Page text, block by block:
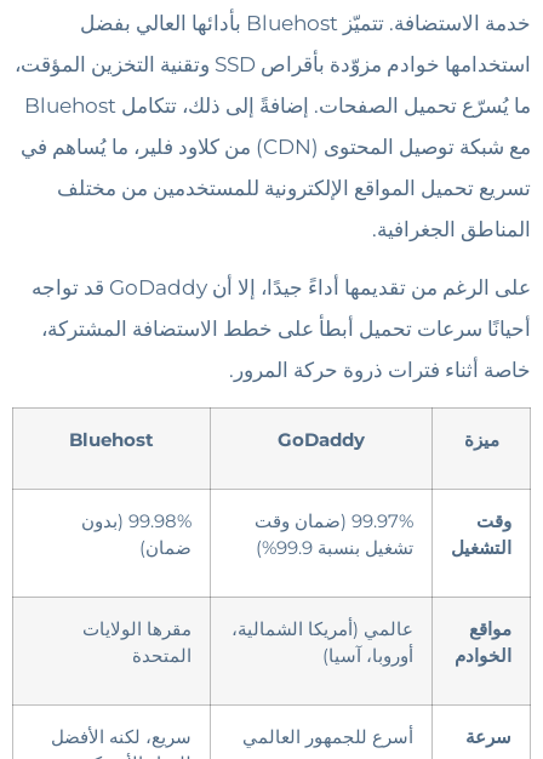
خدمة الاستضافة. تتميّز Bluehost بأدائها العالي بفضل
استخدامها خوادم مزوّدة بأقراص SSD وتقنية التخزين المؤقت،
ما يُسرّع تحميل الصفحات. إضافةً إلى ذلك، تتكامل Bluehost
مع شبكة توصيل المحتوى (CDN) من كلاود فلير، ما يُساهم في
تسريع تحميل المواقع الإلكترونية للمستخدمين من مختلف
المناطق الجغرافية.
على الرغم من تقديمها أداءً جيدًا، إلا أن GoDaddy قد تواجه
أحيانًا سرعات تحميل أبطأ على خطط الاستضافة المشتركة،
خاصة أثناء فترات ذروة حركة المرور.
ميزة GoDaddy
Bluehost
وقت
التشغيل
99.97% (ضمان وقت
تشغيل بنسبة 99.9%)
99.98% (بدون
ضمان)
مواقع
الخوادم
عالمي (أمريكا الشمالية،
أوروبا، آسيا)
مقرها الولايات
المتحدة
سرعة أسرع للجمهور العالمي
سريع، لكنه الأفضل